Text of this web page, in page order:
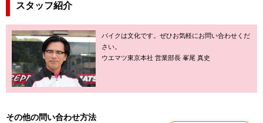
スタッフ紹介
バイクは文化です。ぜひお気軽にお問い合わせくだ
さい。
ウエマツ東京本社 営業部長 峯尾 真史
その他の問い合わせ方法